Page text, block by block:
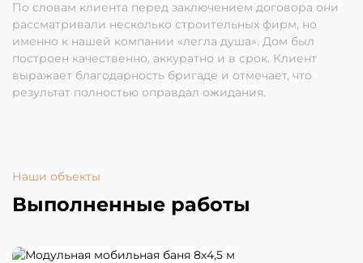
По словам клиента перед заключением договора они
рассматривали несколько строительных фирм, но
именно к нашей компании «легла душа». Дом был
построен качественно, аккуратно и в срок. Клиент
выражает благодарность бригаде и отмечает, что
результат полностью оправдал ожидания.
Наши объекты
Выполненные работы